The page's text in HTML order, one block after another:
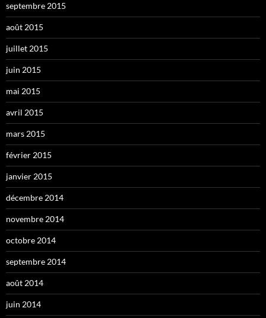
septembre 2015
août 2015
juillet 2015
juin 2015
mai 2015
avril 2015
mars 2015
février 2015
janvier 2015
décembre 2014
novembre 2014
octobre 2014
septembre 2014
août 2014
juin 2014